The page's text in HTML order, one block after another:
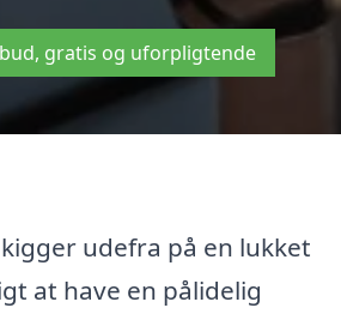
gratis og uforpligtende
udefra på en lukket
at have en pålidelig